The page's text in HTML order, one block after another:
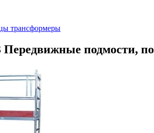
трансформеры
подмости,